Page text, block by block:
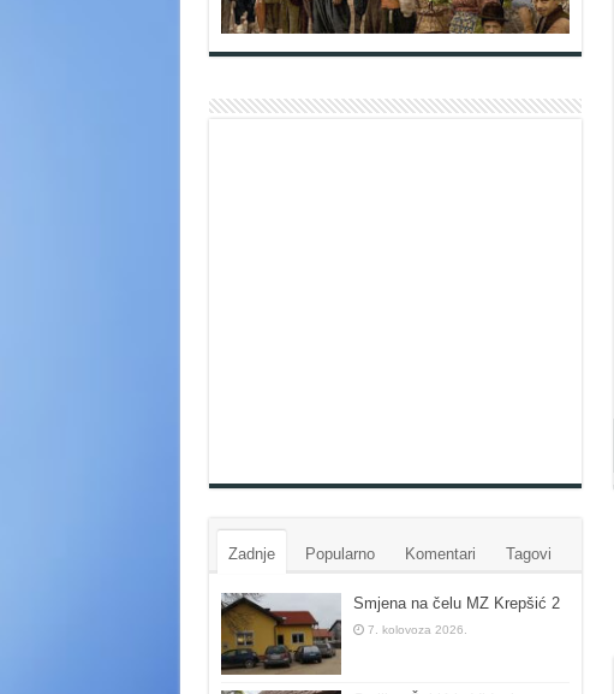
Zadnje Popularno Komentari Tagovi
Smjena na čelu MZ Krepšić 2
7. kolovoza 2026.